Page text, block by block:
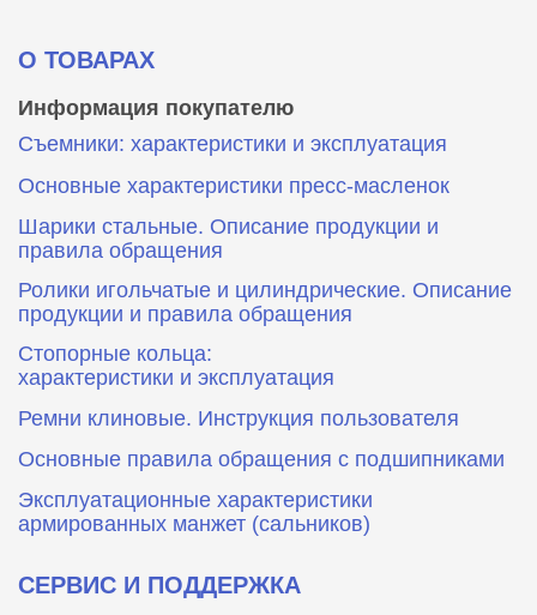
О ТОВАРАХ
Информация покупателю
Съемники: характеристики и эксплуатация
Основные характеристики пресс‑масленок
Шарики стальные. Описание продукции и
правила обращения
Ролики игольчатые и цилиндрические. Описание
продукции и правила обращения
Стопорные кольца:
характеристики и эксплуатация
Ремни клиновые. Инструкция пользователя
Основные правила обращения с подшипниками
Эксплуатационные характеристики
армированных манжет (сальников)
СЕРВИС И ПОДДЕРЖКА